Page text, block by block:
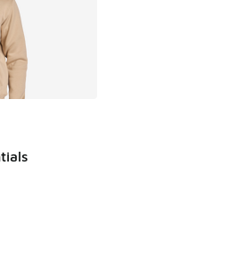
Der Preis ist von € 64,99 auf €